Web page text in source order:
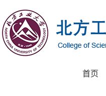
首页